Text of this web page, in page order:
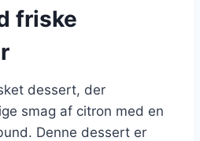
friske
dessert, der
smag af citron med en
Denne dessert er